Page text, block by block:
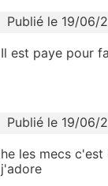
Publié le 19/06/
Il est paye pour
Publié le 19/06/
he les mecs
j'adore